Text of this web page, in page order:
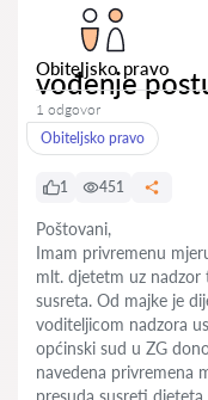
Obiteljsko pravo
vođenje
1 odgovor
Obiteljsko pravo
1 451
Poštovani,
Imam privremenu
mlt. djetetm uz nadzor
susreta. Od majke je
voditeljicom nadzora
općinski sud u ZG
navedena privremena
presuda susreti